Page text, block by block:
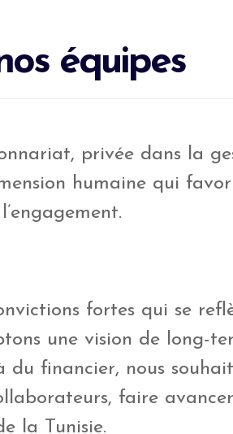
équipes
privée dans la
humaine qui
fortes qui se
une vision de long-
du financier, nous
faire
la Tunisie.